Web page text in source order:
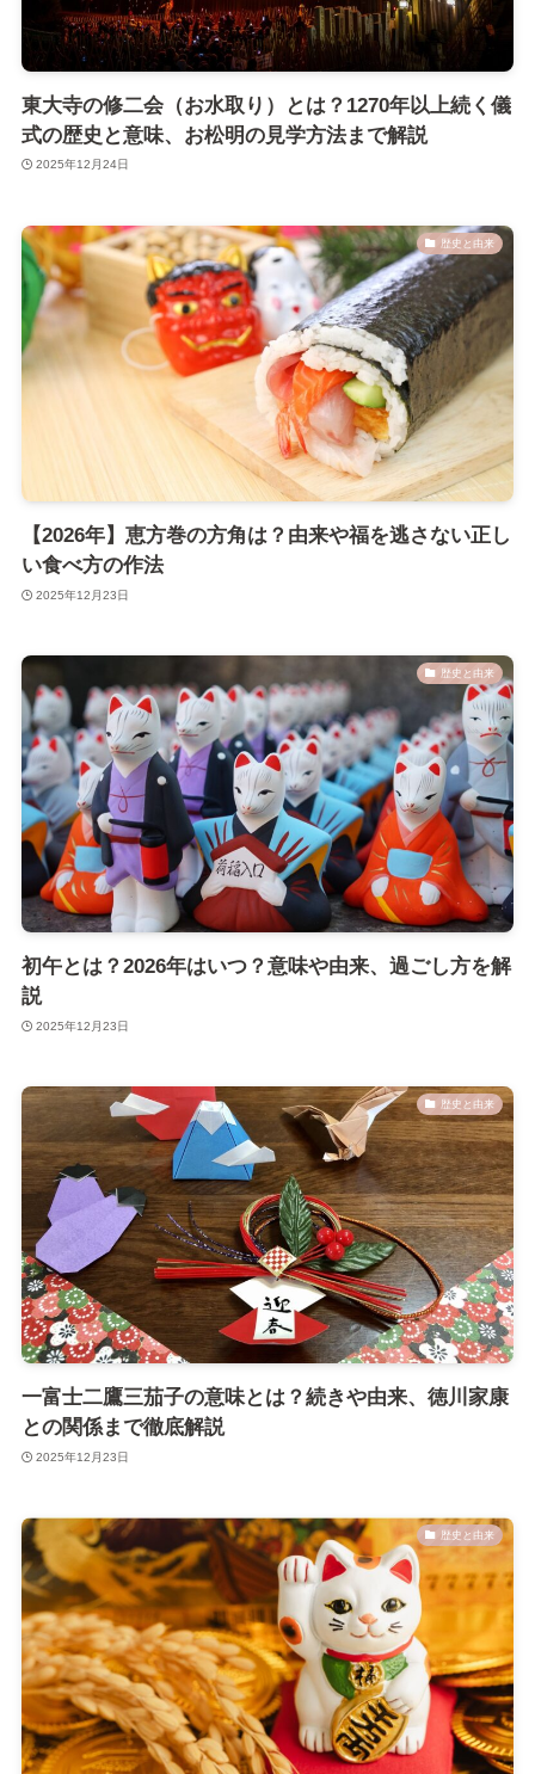
東大寺の修二会（お水取り）とは？1270年以上続く儀
式の歴史と意味、お松明の見学方法まで解説
2025年12月24日
歴史と由来
【2026年】恵方巻の方角は？由来や福を逃さない正し
い食べ方の作法
2025年12月23日
歴史と由来
初午とは？2026年はいつ？意味や由来、過ごし方を解
説
2025年12月23日
歴史と由来
一富士二鷹三茄子の意味とは？続きや由来、徳川家康
との関係まで徹底解説
2025年12月23日
歴史と由来